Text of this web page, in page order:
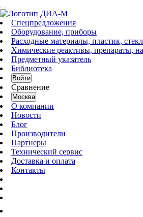
Спецпредложения
Оборудование, приборы
Расходные материалы, пластик,
Химические реактивы, препараты,
Предметный указатель
Библиотека
Войти
Сравнение
Москва
О компании
Новости
Блог
Производители
Партнеры
Технический сервис
Доставка и оплата
Контакты